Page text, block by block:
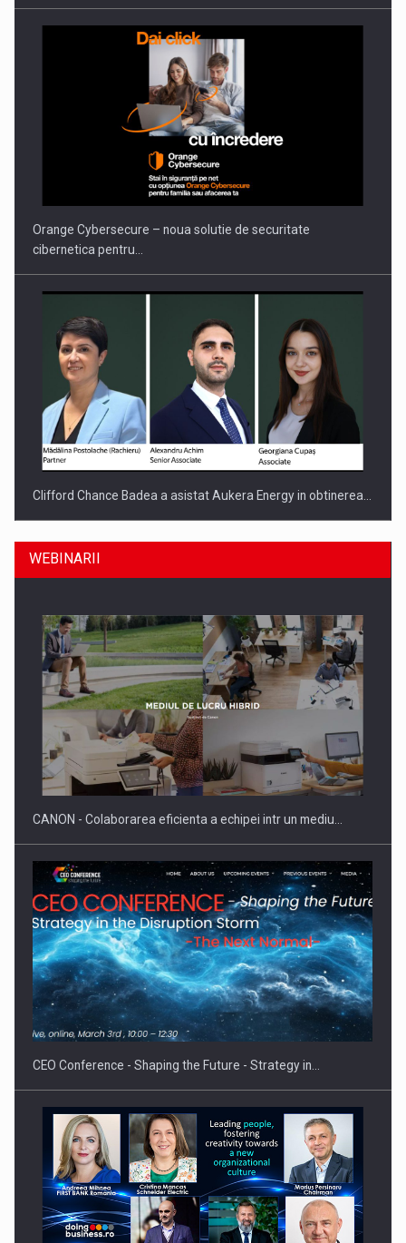
Orange Cybersecure – noua solutie de securitate
cibernetica pentru…
Clifford Chance Badea a asistat Aukera Energy in obtinerea…
SAPTE PERSONALITATI DIN MEDIUL DE AFACERI, ACADEMIC
SI INSTITUTIONAL…
Hard Enduro Piatra Craiului 2026, fueled by benzinariile RO…
WEBINARII
CANON - Colaborarea eficienta a echipei intr un mediu…
CEO Conference - Shaping the Future - Strategy in…